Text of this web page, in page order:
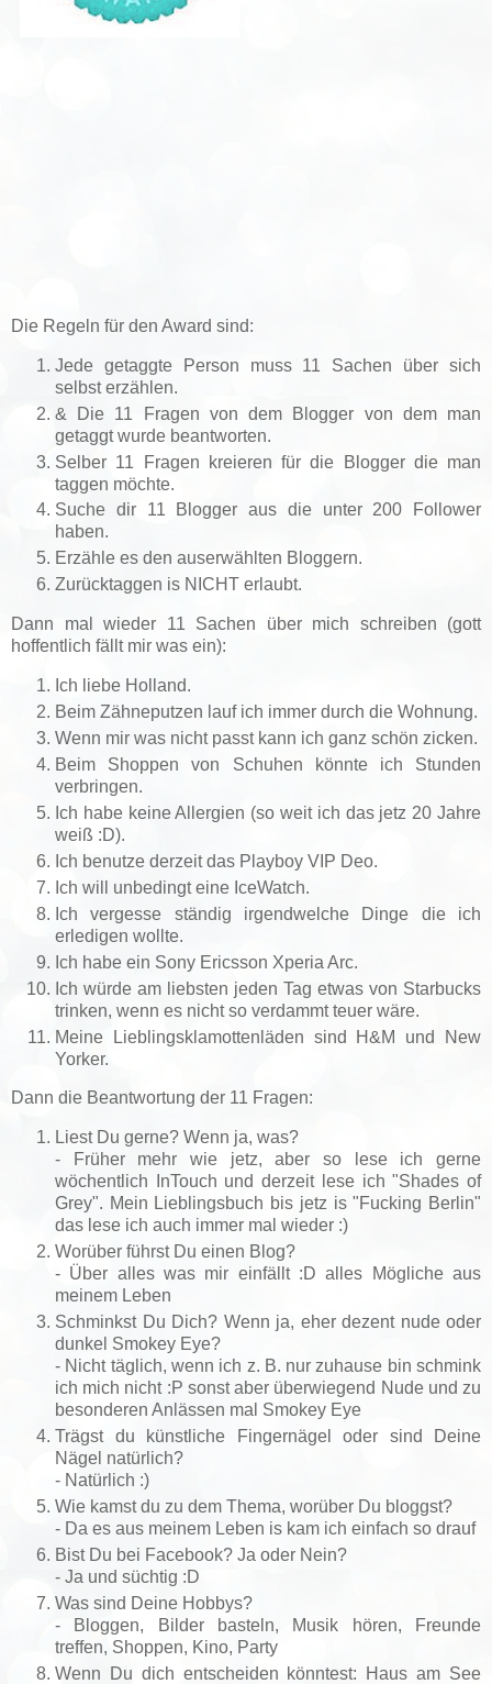
Die Regeln für den Award sind:
Jede getaggte Person muss 11 Sachen über sich
selbst erzählen.
& Die 11 Fragen von dem Blogger von dem man
getaggt wurde beantworten.
Selber 11 Fragen kreieren für die Blogger die man
taggen möchte.
Suche dir 11 Blogger aus die unter 200 Follower
haben.
Erzähle es den auserwählten Bloggern.
Zurücktaggen is NICHT erlaubt.
Dann mal wieder 11 Sachen über mich schreiben (gott
hoffentlich fällt mir was ein):
Ich liebe Holland.
Beim Zähneputzen lauf ich immer durch die Wohnung.
Wenn mir was nicht passt kann ich ganz schön zicken.
Beim Shoppen von Schuhen könnte ich Stunden
verbringen.
Ich habe keine Allergien (so weit ich das jetz 20 Jahre
weiß :D).
Ich benutze derzeit das Playboy VIP Deo.
Ich will unbedingt eine IceWatch.
Ich vergesse ständig irgendwelche Dinge die ich
erledigen wollte.
Ich habe ein Sony Ericsson Xperia Arc.
Ich würde am liebsten jeden Tag etwas von Starbucks
trinken, wenn es nicht so verdammt teuer wäre.
Meine Lieblingsklamottenläden sind H&M und New
Yorker.
Dann die Beantwortung der 11 Fragen:
Liest Du gerne? Wenn ja, was?
- Früher mehr wie jetz, aber so lese ich gerne
wöchentlich InTouch und derzeit lese ich "Shades of
Grey". Mein Lieblingsbuch bis jetz is "Fucking Berlin"
das lese ich auch immer mal wieder :)
Worüber führst Du einen Blog?
- Über alles was mir einfällt :D alles Mögliche aus
meinem Leben
Schminkst Du Dich? Wenn ja, eher dezent nude oder
dunkel Smokey Eye?
- Nicht täglich, wenn ich z. B. nur zuhause bin schmink
ich mich nicht :P sonst aber überwiegend Nude und zu
besonderen Anlässen mal Smokey Eye
Trägst du künstliche Fingernägel oder sind Deine
Nägel natürlich?
- Natürlich :)
Wie kamst du zu dem Thema, worüber Du bloggst?
- Da es aus meinem Leben is kam ich einfach so drauf
Bist Du bei Facebook? Ja oder Nein?
- Ja und süchtig :D
Was sind Deine Hobbys?
- Bloggen, Bilder basteln, Musik hören, Freunde
treffen, Shoppen, Kino, Party
Wenn Du dich entscheiden könntest: Haus am See